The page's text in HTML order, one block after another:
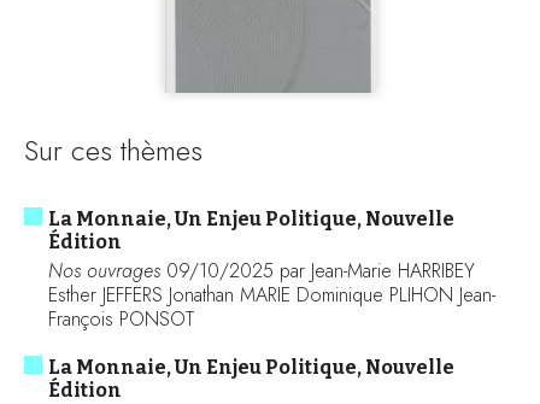
Sur ces thèmes
La Monnaie, Un Enjeu Politique, Nouvelle
Édition
Nos ouvrages 09/10/2025 par Jean-Marie HARRIBEY
Esther JEFFERS Jonathan MARIE Dominique PLIHON Jean-
François PONSOT
La Monnaie, Un Enjeu Politique, Nouvelle
Édition